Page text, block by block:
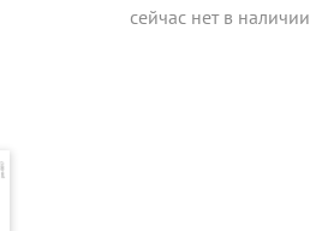
сейчас нет в наличии